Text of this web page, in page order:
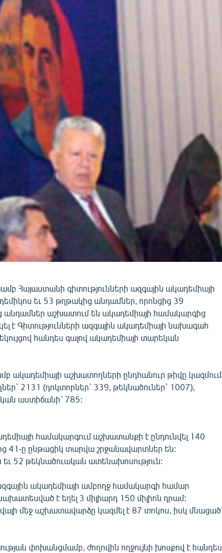
Հայաստանի գիտությունների ազգային ակադեմիայի
եւ 53 թղթակից անդամներ, որոնցից 39
անդամներ աշխատում են ակադեմիայի համակարգից
է Գիտությունների ազգային ակադեմիայի նախագահ
հանդես գալով ակադեմիայի տարեկան
ակադեմիայի աշխատողների ընդhանուր թիվը կազմում
2131 (դոկտորներ` 339, թեկնածուներ` 1007),
աստիճանի` 785:
համակարգում աշխատանքի է ընդունվել 140
41-ը ընթացիկ տարվա շրջանավարտներ են:
52 թեկնածուական ատենախոսություն:
ակադեմիայի ամբողջ համակարգի համար
է եղել 3 միլիարդ 150 միլիոն դրամ:
մեջ աշխատավարձը կազմել է 87 տոկոս, իսկ մնացած
փոխանցմամբ, ժողովին ողջույնի խոսքով է հանդես